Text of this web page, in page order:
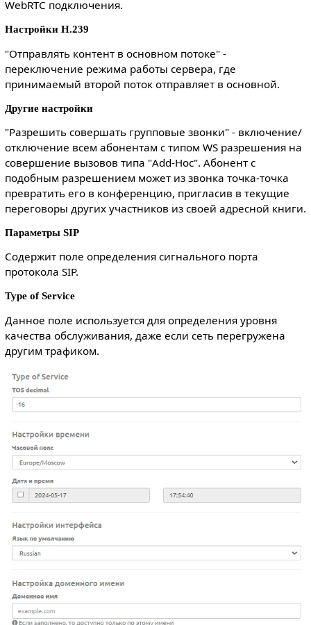
WebRTC подключения.
Настройки H.239
"Отправлять контент в основном потоке" -
переключение режима работы сервера, где
принимаемый второй поток отправляет в основной.
Другие настройки
"Разрешить совершать групповые звонки" - включение/
отключение всем абонентам с типом WS разрешения на
совершение вызовов типа "Add-Hoc". Абонент с
подобным разрешением может из звонка точка-точка
превратить его в конференцию, пригласив в текущие
переговоры других участников из своей адресной книги.
Параметры SIP
Содержит поле определения сигнального порта
протокола SIP.
Type of Service
Данное поле используется для определения уровня
качества обслуживания, даже если сеть перегружена
другим трафиком.